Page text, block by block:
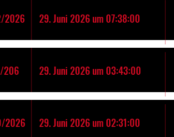
2026 29. Juni 2026 um 07:38:00
206 29. Juni 2026 um 03:43:00
2026 29. Juni 2026 um 02:31:00